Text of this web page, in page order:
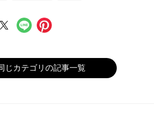
じカテゴリの記事一覧